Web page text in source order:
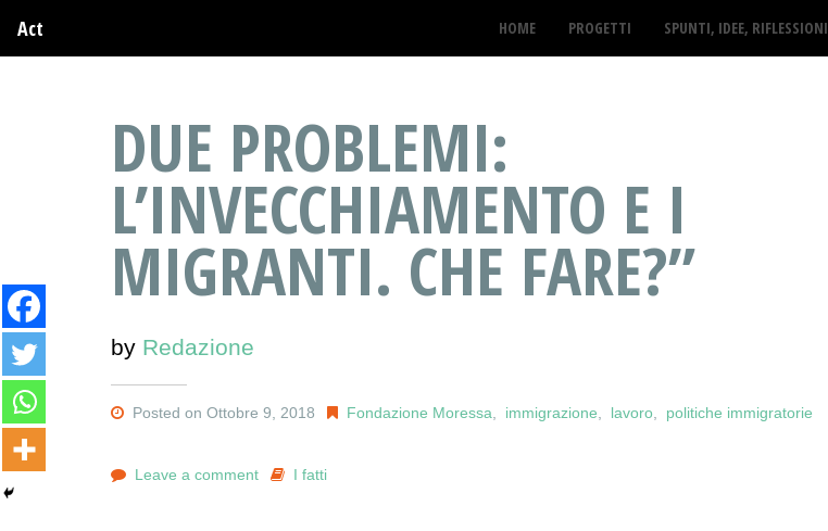
Act HOME PROGETTI SPUNTI, IDEE, RIFLESSIONI
DUE PROBLEMI:
L’INVECCHIAMENTO E I
MIGRANTI. CHE FARE?”
by Redazione
Posted on Ottobre 9, 2018 Fondazione Moressa, immigrazione, lavoro, politiche immigratorie
Leave a comment I fatti